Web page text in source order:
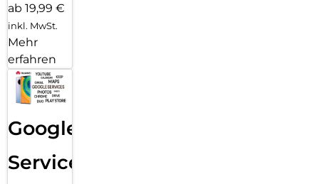
ab 19,99 €
inkl. MwSt.
Mehr
erfahren
Google
Services